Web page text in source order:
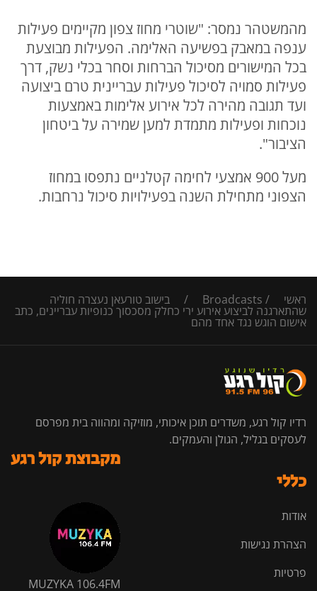
מהמשטהר נמסר: "שוטרי מחוז צפון מקיימים פעילות
ענפה במאבק בפשיעה האלימה. הפעילות מבוצעת
בכל המישורים מסיכול הברחות וסחר בכלי נשק, דרך
פעילות סמויה לסיכול פעילות עבריינית טרם ביצועה
ועד תגובה מהירה לכל אירוע אלימות באמצעות
נוכחות ופעילות מתמדת למען שמירה על ביטחון
הציבור".
מעל 900 אמצעי לחימה קטלניים נתפסו במחוז
הצפוני מתחילת השנה בפעילויות סיכול נרחבות.
ראשי /
Broadcasts
/ בישוב טורעאן נעצרה חוליה
שהתארגנה לביצוע אירוע ירי כחלק מסכסוך כנופיות עבריינים, כתב
אישום הוגש נגד אחד מהם
רדיו קול רגע, משדרים תוכן איכותי, מוזיקה ומהווה בית מפרסם
לעסקים בגליל, הגולן והעמקים.
כללי
אודות
הצהרת נגישות
פרטיות
מקבוצת קול רגע
MUZYKA 106.4FM